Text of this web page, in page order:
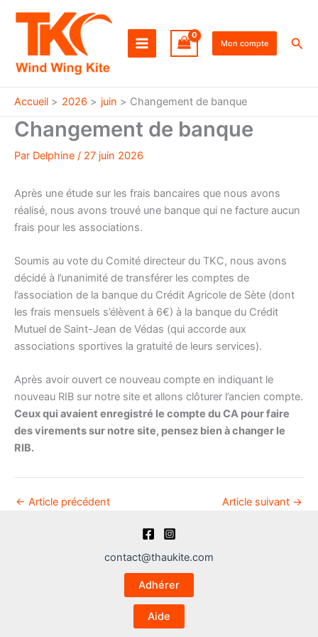
Mon compte
Accueil 2026 juin Changement de banque
Changement de banque
Par Delphine / 27 juin 2026
Après une étude sur les frais bancaires que nous avons
réalisé, nous avons trouvé une banque qui ne facture aucun
frais pour les associations.
Soumis au vote du Comité directeur du TKC, nous avons
décidé à l’unanimité de transférer les comptes de
l’association de la banque du Crédit Agricole de Sète (dont
les frais mensuels s’élèvent à 6€) à la banque du Crédit
Mutuel de Saint-Jean de Védas (qui accorde aux
associations sportives la gratuité de leurs services).
Après avoir ouvert ce nouveau compte en indiquant le
nouveau RIB sur notre site et allons clôturer l’ancien compte.
Ceux qui avaient enregistré le compte du CA pour faire
des virements sur notre site, pensez bien à changer le
RIB.
← Article précédent Article suivant →
contact@thaukite.com
Adhérer
Aide